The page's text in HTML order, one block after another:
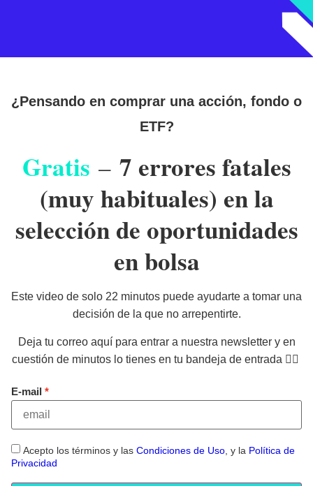
¿Pensando en comprar una acción, fondo o
ETF?
Gratis – 7 errores fatales
(muy habituales) en la
selección de oportunidades
en bolsa
Este video de solo 22 minutos puede ayudarte a tomar una
decisión de la que no arrepentirte.
Deja tu correo aquí para entrar a nuestra newsletter y en
cuestión de minutos lo tienes en tu bandeja de entrada 👉🏻
E-mail
Acepto los términos y las Condiciones de Uso, y la Política de
Privacidad